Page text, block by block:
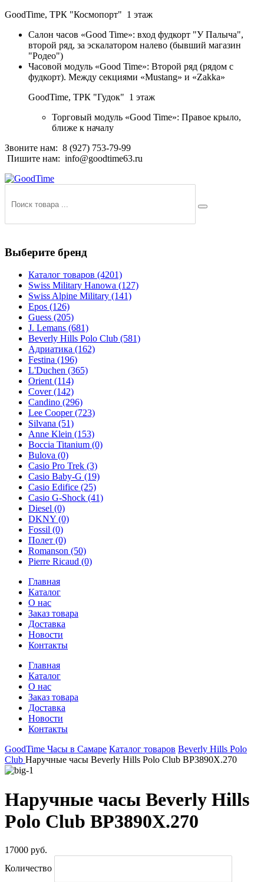
GoodTime, ТРК "Космопорт" 1 этаж
Салон часов «Good Time»: вход фудкорт "У Палыча",
второй ряд, за эскалатором налево (бывший магазин
"Родео")
Часовой модуль «Good Time»: Второй ряд (рядом с
фудкорт). Между секциями «Mustang» и «Zakka»
GoodTime, ТРК "Гудок" 1 этаж
Торговый модуль «Good Time»: Правое крыло,
ближе к началу
Звоните нам: 8 (927) 753-79-99
Пишите нам: info@goodtime63.ru
Выберите бренд
Каталог товаров (4201)
Swiss Military Hanowa (127)
Swiss Alpine Military (141)
Epos (126)
Guess (205)
J. Lemans (681)
Beverly Hills Polo Club (581)
Адриатика (162)
Festina (196)
L'Duchen (365)
Orient(114)
Cover(142)
Candino (296)
Lee Cooper(723)
Silvana (51)
Anne Klein (153)
Boccia Titanium (0)
Bulova (0)
Casio Pro Trek (3)
Casio Baby-G (19)
Casio Edifice (25)
Casio G-Shock (41)
Diesel (0)
DKNY (0)
Fossil (0)
Полет (0)
Romanson (50)
Pierre Ricaud (0)
Главная
Каталог
О нас
Заказ товара
Доставка
Новости
Контакты
Главная
Каталог
О нас
Заказ товара
Доставка
Новости
Контакты
GoodTime Часы в Самаре Каталог товаров Beverly Hills Polo
Club Наручные часы Beverly Hills Polo Club BP3890X.270
Наручные часы Beverly Hills
Polo Club BP3890X.270
17000 руб.
Количество